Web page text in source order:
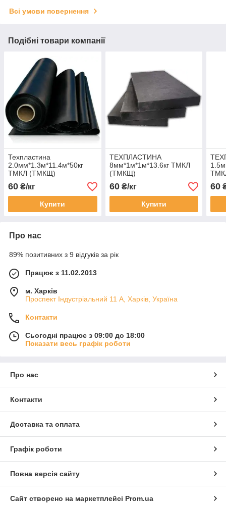
Всі умови повернення
Подібні товари компанії
Техпластина
2.0мм*1.3м*11.4м*50кг
ТМКЛ (ТМКЩ)
60 ₴/кг
Купити
ТЕХПЛАСТИНА
8мм*1м*1м*13.6кг ТМКЛ
(ТМКЩ)
60₴/кг
Купити
60
Про нас
89% позитивних з 9 відгуків за рік
Працює з 11.02.2013
м. Харків
Проспект Індустріальний 11 А, Харків, Україна
Контакти
Сьогодні працює з 09:00 до 18:00
Показати весь графік роботи
Про нас
Контакти
Доставка та оплата
Графік роботи
Повна версія сайту
Сайт створено на маркетплейсі Prom.ua